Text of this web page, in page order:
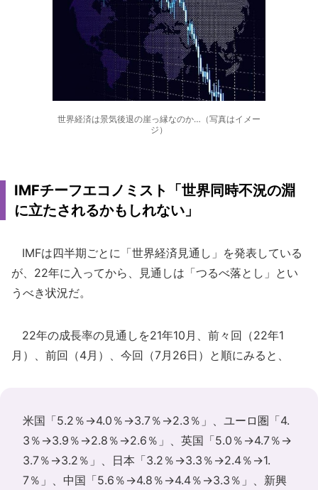
世界経済は景気後退の崖っ縁なのか…（写真はイメー
ジ）
IMFチーフエコノミスト「世界同時不況の淵
に立たされるかもしれない」
IMFは四半期ごとに「世界経済見通し」を発表している
が、22年に入ってから、見通しは「つるべ落とし」とい
うべき状況だ。
22年の成長率の見通しを21年10月、前々回（22年1
月）、前回（4月）、今回（7月26日）と順にみると、
米国「5.2％→4.0％→3.7％→2.3％」、ユーロ圏「4.
3％→3.9％→2.8％→2.6％」、英国「5.0％→4.7％→
3.7％→3.2％」、日本「3.2％→3.3％→2.4％→1.
7％」、中国「5.6％→4.8％→4.4％→3.3％」、新興